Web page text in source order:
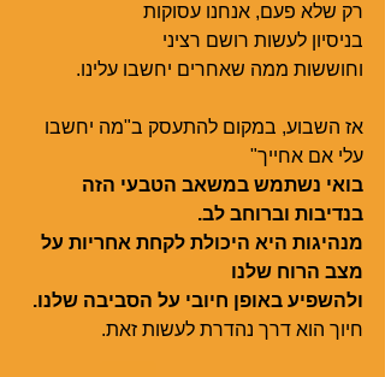
רק שלא פעם, אנחנו עסוקות
בניסיון לעשות רושם רציני
וחוששות ממה שאחרים יחשבו עלינו.
אז השבוע, במקום להתעסק ב"מה יחשבו
עלי אם אחייך"
בואי נשתמש במשאב הטבעי הזה
בנדיבות וברוחב לב.
מנהיגות היא היכולת לקחת אחריות על
מצב הרוח שלנו
ולהשפיע באופן חיובי על הסביבה שלנו.
חיוך הוא דרך נהדרת לעשות זאת.